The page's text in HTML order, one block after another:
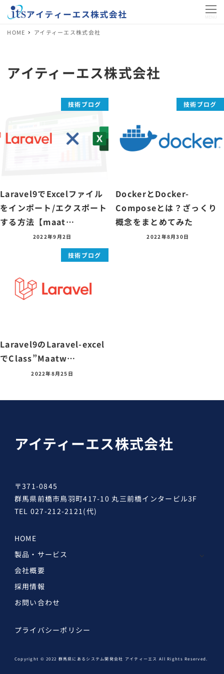
HOME アイティーエス株式会社
アイティーエス株式会社
技術ブログ
Laravel9でExcelファイル
をインポート/エクスポート
する方法【maat…
2022年9月2日
技術ブログ
DockerとDocker-
Composeとは？ざっくり
概念をまとめてみた
2022年8月30日
技術ブログ
Laravel9のLaravel-excel
でClass”Maatw…
2022年8月25日
アイティーエス株式会社
〒371-0845
群馬県前橋市鳥羽町417-10 丸三前橋インタービル3F
TEL 027-212-2121 (代)
HOME
製品・サービス
会社概要
採用情報
お問い合わせ
プライバシーポリシー
Copyright © 2022 群馬県にあるシステム開発会社 アイティーエス All Rights Reserved.